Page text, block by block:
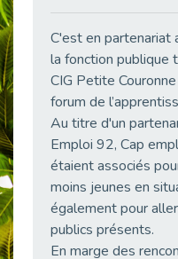
Publié le 22/05/2026
Publié le 21/05/2026
Publié le 18/05/2026
Publié le 12/05/2026
C'est en partenariat
la fonction publique
CIG Petite
forum de
Au titre d'un
Emploi 92, Cap
étaient associés
moins jeunes en
également pour
publics présents.
En marge des